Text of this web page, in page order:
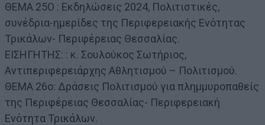
ΘΕΜΑ 25Ο : Εκδηλώσεις 2024, Πολιτιστικές,
συνέδρια-ημερίδες της Περιφερειακής Ενότητας
Τρικάλων- Περιφέρειας Θεσσαλίας.
ΕΙΣΗΓΗΤΗΣ: : κ. Σουλούκος Σωτήριος,
Αντιπεριφερειάρχης Αθλητισμού – Πολιτισμού.
ΘΕΜΑ 26ο: Δράσεις Πολιτισμού για πλημμυροπαθείς
της Περιφέρειας Θεσσαλίας- Περιφερειακή
Ενότητα Τρικάλων.